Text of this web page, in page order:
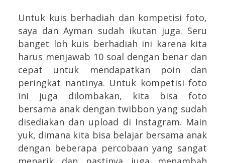
Untuk kuis berhadiah dan kompetisi foto,
saya dan Ayman sudah ikutan juga. Seru
banget loh kuis berhadiah ini karena kita
harus menjawab 10 soal dengan benar dan
cepat untuk mendapatkan poin dan
peringkat nantinya. Untuk kompetisi foto
ini juga dilombakan, kita bisa foto
bersama anak dengan twibbon yang sudah
disediakan dan upload di Instagram. Main
yuk, dimana kita bisa belajar bersama anak
dengan beberapa percobaan yang sangat